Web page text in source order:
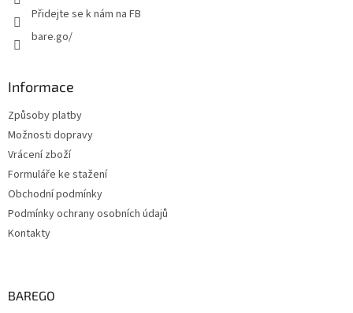
Přidejte se k nám na FB
bare.go/
Informace
Způsoby platby
Možnosti dopravy
Vrácení zboží
Formuláře ke stažení
Obchodní podmínky
Podmínky ochrany osobních údajů
Kontakty
BAREGO